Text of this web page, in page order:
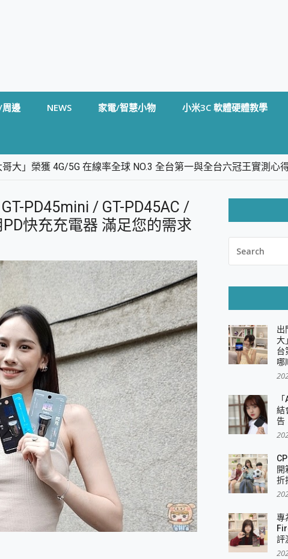
邊 NEWS 家電/智慧小物 小米3C 軟體硬體教學
大」榮獲 4G/5G 在線率全球 NO.3 全台第一與全台六冠王實測心
X1070 SSD 固態硬碟開箱 評測
計 SpotCam Solo Eco 太陽能防水雲端攝影機 SpotCam Solo 3
AI+ D3MG-031TW 14吋 開箱評價，AI輕薄商務筆電 Copilot+ PC
Pro 開箱評價~ 2 億畫素 LumaColor 影像、持久續航與 IP69K 高防
護貼怎麼選？imos AR 低反光玻璃、藍寶石鏡頭貼與軍規防摔殼完
5 開箱 評測
想 Yoga Book 9 14吋 AI輕薄筆電 開箱 評測
與 Moto | Swarovski razr 60 冰藍限定版本 開箱 評測
輕鬆的移除與格式化有防寫保護的隨身碟或SD卡
! VideoProc Converter AI 新版全解析 × 年末優惠，一篇全看懂
響 氛圍情境燈 我通通都要！ Starfish 2 幻彩膠囊投影機｜結合「
Mercury K1 系列 異星機械鍵盤與 Mercury X 系列 輕量無線
MPG 491CQP QD-OLED 超寬曲面電競螢幕，多工辦公、爽度滿
imos 首家導入 UL MCV 行銷宣告驗證的手機配件品牌
EaseUS 21 週年到來，「Slogan 海報徵稿活動」好康大放送
MagReact MXs2 5000mAh薄型磁吸無線急速行動電源 開箱
PRO 穿戴式智慧冷暖調溫裝置 開箱 評測
級，GO Fest 五折優惠嗨翻天！支援 iOS/Android！
Ultra 誰能滿足全場景拍攝需求？
音膠囊~ 您的AI 秘書已上線 每月免費送你 300分鐘轉寫
AI・Gaming・創作儲存方案登場，趕快來AGI亞奇雷挑戰任務抽
M5 10000mAh 5合1 磁吸無線急速行動電源 開箱 評測
能救車電源】 可靠的旅行夥伴！帶給您優異的安全性與強大供電
微星 Modern MD272UPSW 27型」 4K IPS 輕薄商用智慧聯網螢
PD45mini / GT-PD45AC /
PD快充充電器 滿足您的需求
FOR:
出
大
台
哪
結
告
開
折
專
評